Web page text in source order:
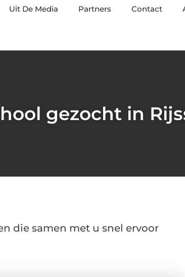
Uit De Media Partners Contact
gezocht in
die samen met u snel ervoor